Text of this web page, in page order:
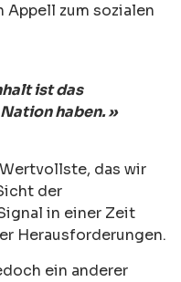
Appell zum sozialen
ist das
haben. »
das wir
der
in einer Zeit
Herausforderungen.
ein anderer